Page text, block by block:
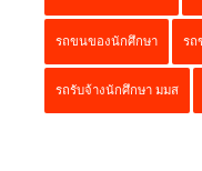
รถขนของนักศึกษา รถ
รถรับจ้างนักศึกษา มมส